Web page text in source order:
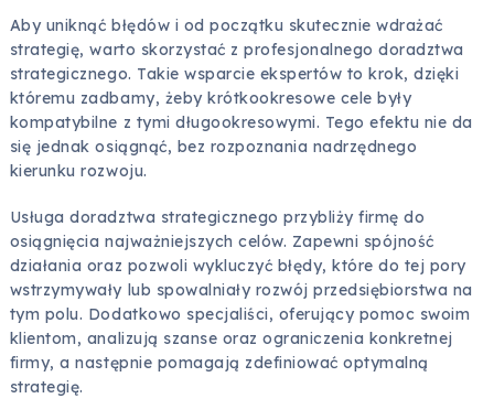
Aby uniknąć błędów i od początku skutecznie wdrażać
strategię, warto skorzystać z profesjonalnego doradztwa
strategicznego. Takie wsparcie ekspertów to krok, dzięki
któremu zadbamy, żeby krótkookresowe cele były
kompatybilne z tymi długookresowymi. Tego efektu nie da
się jednak osiągnąć, bez rozpoznania nadrzędnego
kierunku rozwoju.
Usługa doradztwa strategicznego przybliży firmę do
osiągnięcia najważniejszych celów. Zapewni spójność
działania oraz pozwoli wykluczyć błędy, które do tej pory
wstrzymywały lub spowalniały rozwój przedsiębiorstwa na
tym polu. Dodatkowo specjaliści, oferujący pomoc swoim
klientom, analizują szanse oraz ograniczenia konkretnej
firmy, a następnie pomagają zdefiniować optymalną
strategię.